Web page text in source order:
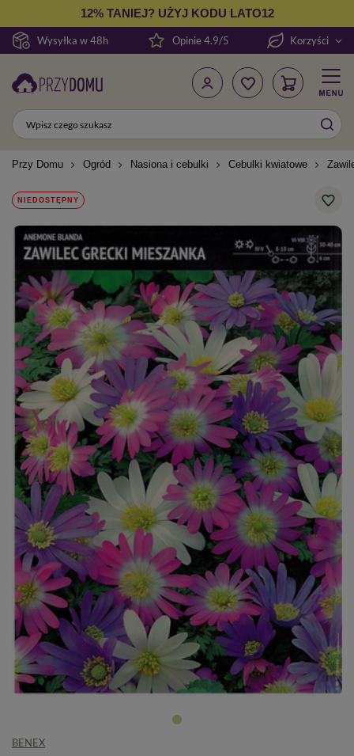
Wysyłka w 48h
12% TANIEJ? UŻYJ KODU LATO12
Opinie 4.9/5 Korzyści
Przy Domu Ogród Nasiona i cebulki Cebulki kwiatowe
NIEDOSTĘPNY
BENEX